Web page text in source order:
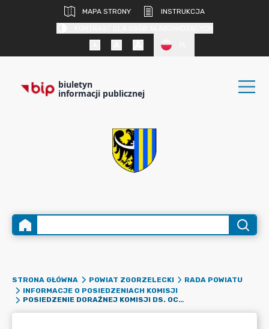
MAPA STRONY
INSTRUKCJA
biuletyn
informacji publicznej
STRONA GŁÓWNA POWIAT ZGORZELECKI
RADA POWIATU
INFORMACJE O POSIEDZENIACH KOMISJI
POSIEDZENIE DORAŹNEJ KOMISJI DS. OCENY DOPUSZCZALNOŚCI WYGASZANIA MANDATU RADNYM RADY POWIATU ZGORZELECKIEGO W DNIU 26.03.2025 R.